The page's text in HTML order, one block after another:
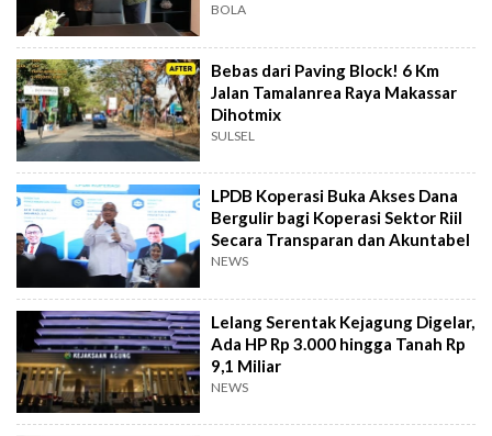
BOLA
Bebas dari Paving Block! 6 Km
Jalan Tamalanrea Raya Makassar
Dihotmix
SULSEL
LPDB Koperasi Buka Akses Dana
Bergulir bagi Koperasi Sektor Riil
Secara Transparan dan Akuntabel
NEWS
Lelang Serentak Kejagung Digelar,
Ada HP Rp 3.000 hingga Tanah Rp
9,1 Miliar
NEWS